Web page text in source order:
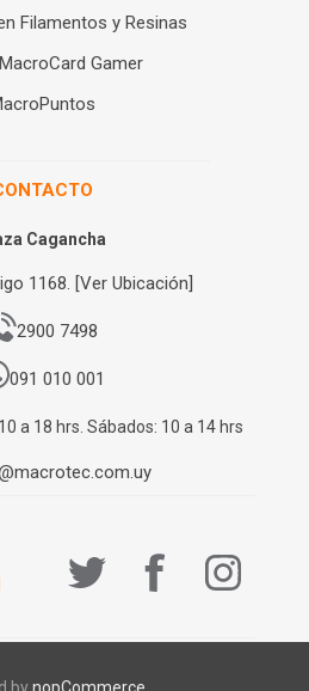
Filamentos y Resinas
Gamer
Cagancha
1168. [Ver Ubicación]
2900 7498
091 010 001
a 18 hrs. Sábados: 10 a 14 hrs
bynopCommerce